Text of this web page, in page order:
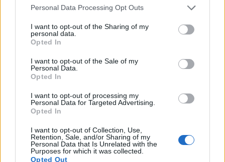
Personal Data Processing Opt Outs
I want to opt-out of the Sharing of my
personal data.
Opted In
I want to opt-out of the Sale of my
Personal Data.
Opted In
I want to opt-out of processing my
Personal Data for Targeted Advertising.
Opted In
I want to opt-out of Collection, Use,
Retention, Sale, and/or Sharing of my
Personal Data that Is Unrelated with the
Purposes for which it was collected.
Opted Out
φορέα δημοπράτησης των κολυμβητικών
Κουρέτα
7 Αυγούστου 2026, 18:00
Υπό έλεγχο η φωτιά σε δύσβατο σημείο στον
Όλυμπο – Παραμένουν οι δυνάμεις στο
σημείο
7 Αυγούστου 2026, 17:07
Ενισχύθηκαν οι πυροσβεστικές δυνάμεις
Στεφάνι Κορίνθου
7 Αυγούστου 2026, 16:58